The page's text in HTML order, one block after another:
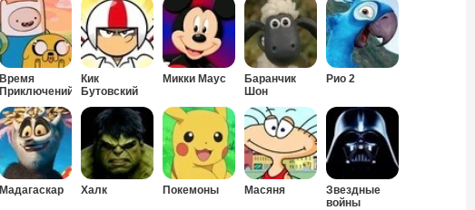
Время
Приключений
Кик
Бутовский
Микки Маус
Баранчик
Шон
Рио 2
Мадагаскар Халк Покемоны Масяня
Звездные
войны